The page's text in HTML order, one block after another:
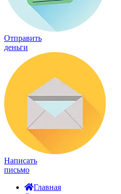
Отправить
деньги
Написать
письмо
Главная